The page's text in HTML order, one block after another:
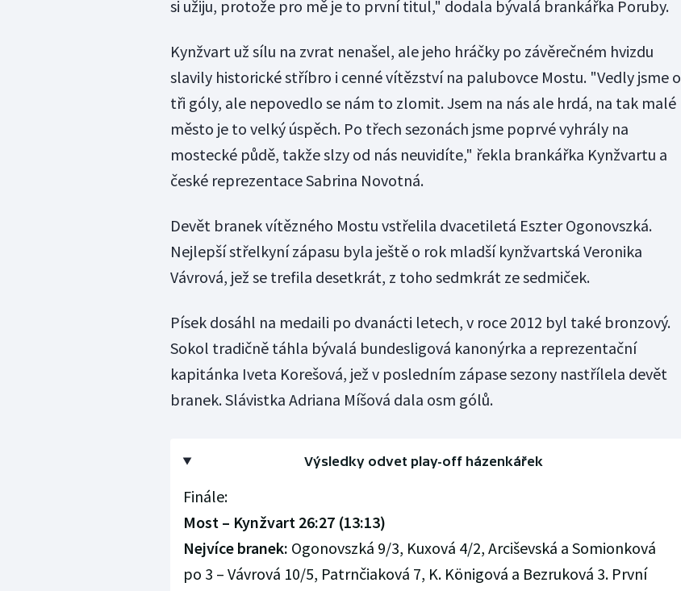
si užiju, protože pro mě je to první titul," dodala bývalá brankářka Poruby.
Kynžvart už sílu na zvrat nenašel, ale jeho hráčky po závěrečném hvizdu
slavily historické stříbro i cenné vítězství na palubovce Mostu. "Vedly jsme o
tři góly, ale nepovedlo se nám to zlomit. Jsem na nás ale hrdá, na tak malé
město je to velký úspěch. Po třech sezonách jsme poprvé vyhrály na
mostecké půdě, takže slzy od nás neuvidíte," řekla brankářka Kynžvartu a
české reprezentace Sabrina Novotná.
Devět branek vítězného Mostu vstřelila dvacetiletá Eszter Ogonovszká.
Nejlepší střelkyní zápasu byla ještě o rok mladší kynžvartská Veronika
Vávrová, jež se trefila desetkrát, z toho sedmkrát ze sedmiček.
Písek dosáhl na medaili po dvanácti letech, v roce 2012 byl také bronzový.
Sokol tradičně táhla bývalá bundesligová kanonýrka a reprezentační
kapitánka Iveta Korešová, jež v posledním zápase sezony nastřílela devět
branek. Slávistka Adriana Míšová dala osm gólů.
Výsledky odvet play-off házenkářek
Finále:
Most – Kynžvart 26:27 (13:13)
Nejvíce branek: Ogonovszká 9/3, Kuxová 4/2, Arciševská a Somionková
po 3 – Vávrová 10/5, Patrnčiaková 7, K. Königová a Bezruková 3. První